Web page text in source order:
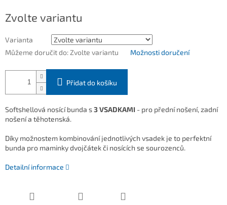
cena:
Zvolte variantu
Varianta
Můžeme doručit do: Zvolte variantu Možnosti doručení
Přidat do košíku
Softshellová nosící bunda s3 VSADKAMI - pro přední nošení, zadní
nošení a těhotenská.
Díky možnostem kombinování jednotlivých vsadek je to perfektní
bunda pro maminky dvojčátek či nosících se sourozenců.
Detailní informace